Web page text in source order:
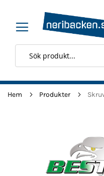
Hem Produkter